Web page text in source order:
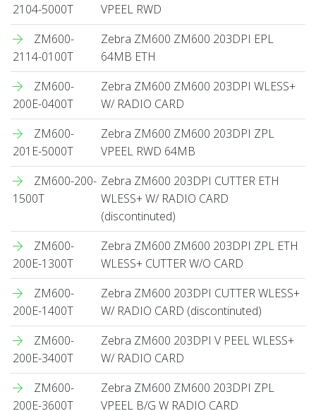
2104-5000T
VPEEL RWD
ZM600-
2114-0100T
Zebra ZM600 ZM600 203DPI EPL
64MB ETH
ZM600-
200E-0400T
Zebra ZM600 ZM600 203DPI WLESS+
W/ RADIO CARD
ZM600-
201E-5000T
Zebra ZM600 ZM600 203DPI ZPL
VPEEL RWD 64MB
ZM600-200-
1500T
Zebra ZM600 203DPI CUTTER ETH
WLESS+ W/ RADIO CARD
(discontinuted)
ZM600-
200E-1300T
Zebra ZM600 ZM600 203DPI ZPL ETH
WLESS+ CUTTER W/O CARD
ZM600-
200E-1400T
Zebra ZM600 203DPI CUTTER WLESS+
W/ RADIO CARD (discontinuted)
ZM600-
200E-3400T
Zebra ZM600 203DPI V PEEL WLESS+
W/ RADIO CARD
ZM600-
200E-3600T
Zebra ZM600 ZM600 203DPI ZPL
VPEEL B/G W RADIO CARD